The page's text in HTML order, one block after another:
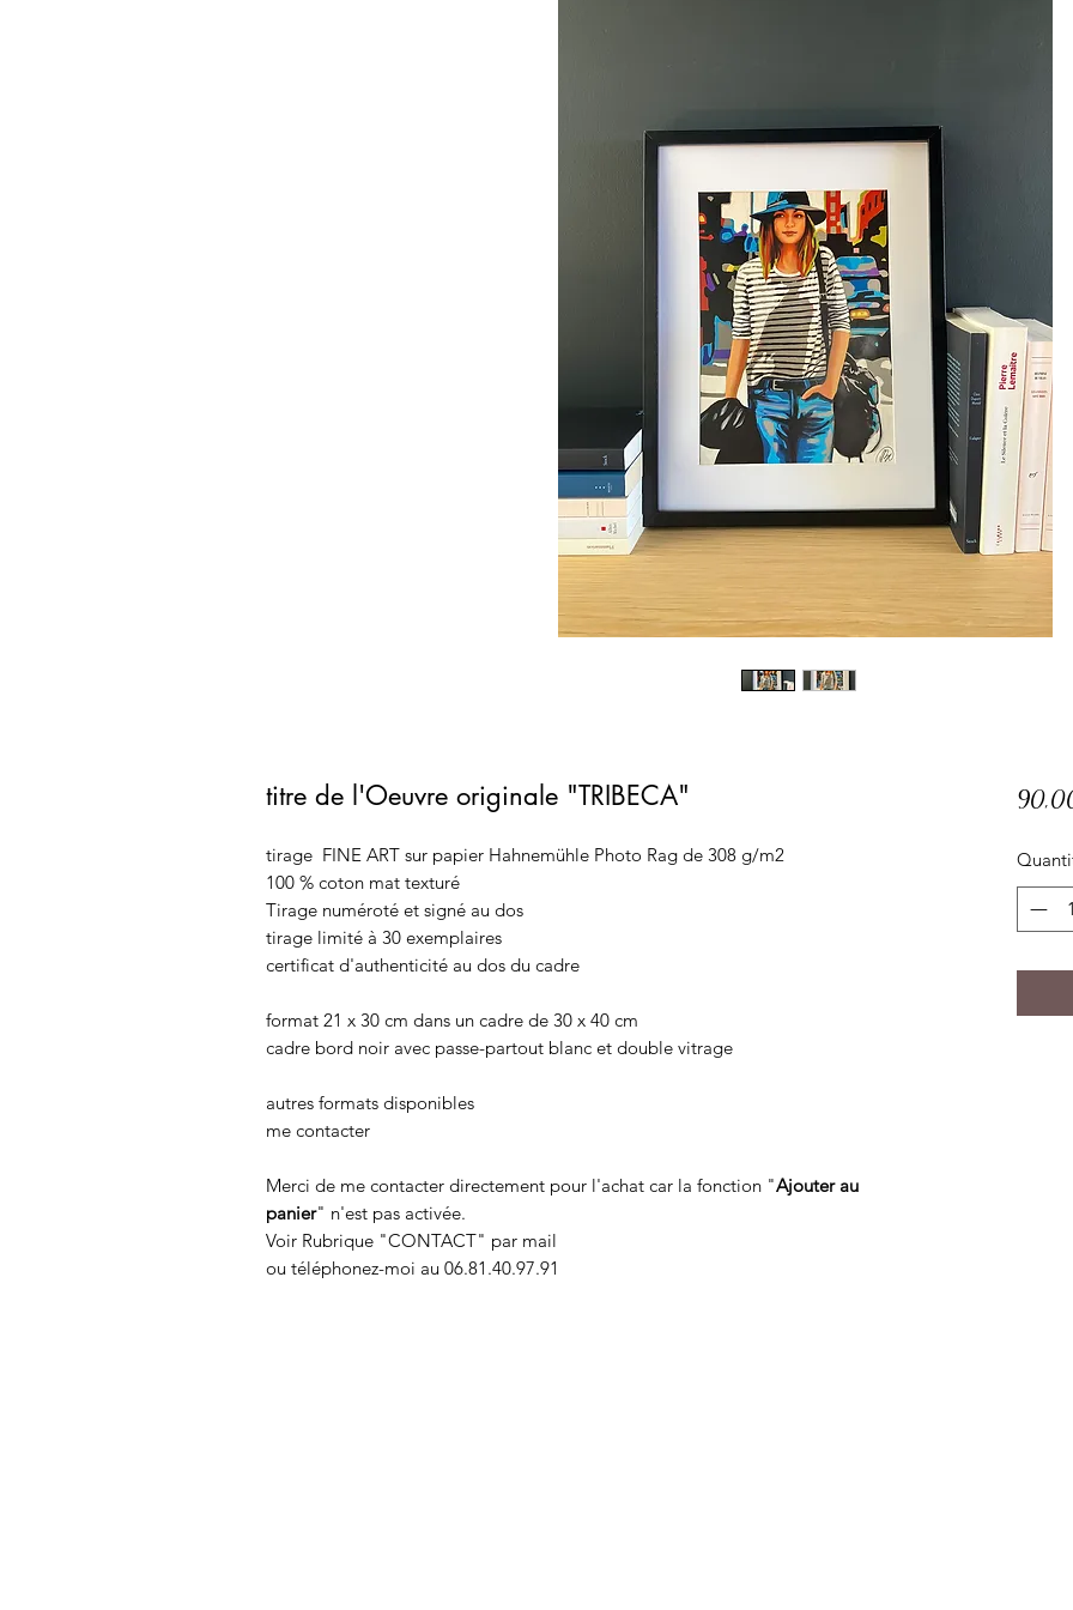
titre de l'Oeuvre originale "TRIBECA"
tirage FINE ART sur papier Hahnemühle Photo Rag de 308 g/m2
100 % coton mat texturé
Tirage numéroté et signé au dos
tirage limité à 30 exemplaires
certificat d'authenticité au dos du cadre
format 21 x 30 cm dans un cadre de 30 x 40 cm
cadre bord noir avec passe-partout blanc et double vitrage
autres formats disponibles
me contacter
Merci de me contacter directement pour l'achat car la fonction "Ajouter au
panier" n'est pas activée.
Voir Rubrique "CONTACT" par mail
ou téléphonez-moi au 06.81.40.97.91